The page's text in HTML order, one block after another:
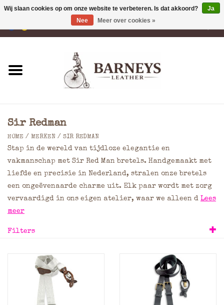
Portemonnees
Rugzakken
Schoudertassen
Tassen
Sir Redman
HOME / MERKEN / SIR REDMAN
Stap in de wereld van tijdloze elegantie en
vakmanschap met Sir Red Man bretels. Handgemaakt met
liefde en precisie in Nederland, stralen onze bretels
een ongeëvenaarde charme uit. Elk paar wordt met zorg
vervaardigd in ons eigen atelier, waar we alleen d Lees
meer
Filters
Wij slaan cookies op om onze website te verbeteren. Is dat akkoord?
Ja
Nee
Meer over cookies »